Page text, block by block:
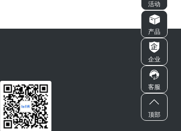
活动
产品
企业
客服
顶部